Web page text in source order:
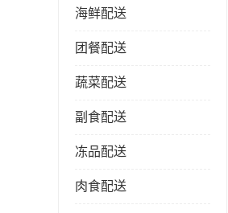
海鲜配送
团餐配送
蔬菜配送
副食配送
冻品配送
肉食配送